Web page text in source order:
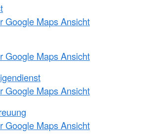
Google Maps Ansicht
Google Maps Ansicht
Google Maps Ansicht
Google Maps Ansicht